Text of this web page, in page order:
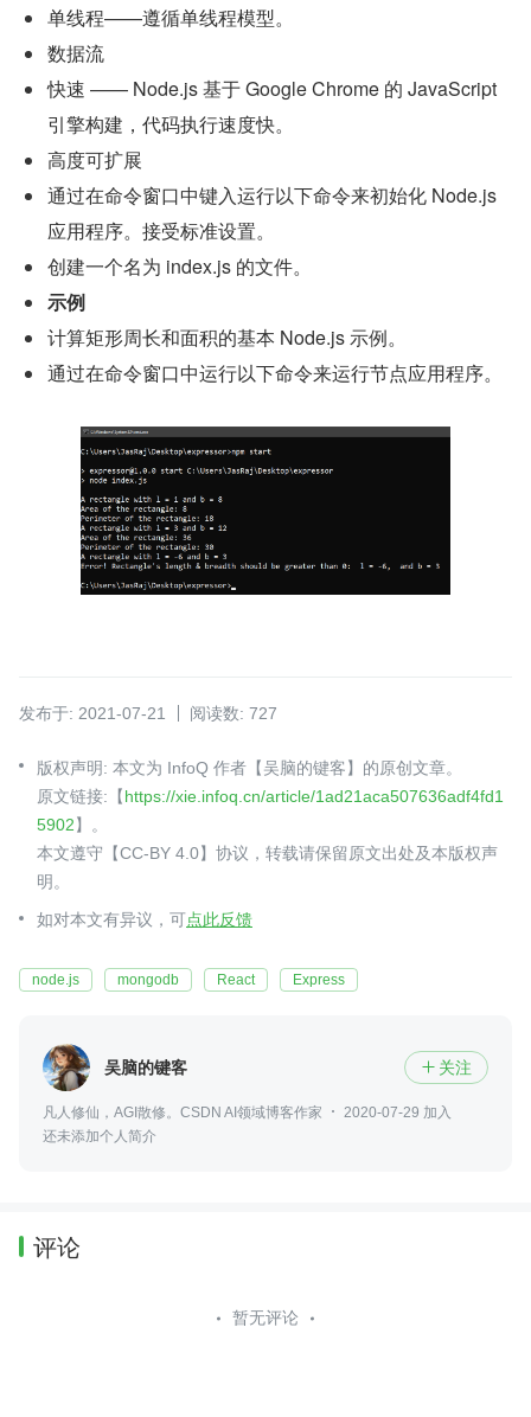
单线程——遵循单线程模型。
数据流
快速 —— Node.js 基于 Google Chrome 的 JavaScript
引擎构建，代码执行速度快。
高度可扩展
通过在命令窗口中键入运行以下命令来初始化 Node.js
应用程序。接受标准设置。
创建一个名为 index.js 的文件。
示例
计算矩形周长和面积的基本 Node.js 示例。
通过在命令窗口中运行以下命令来运行节点应用程序。
发布于: 2021-07-21 阅读数: 727
版权声明: 本文为 InfoQ 作者【吴脑的键客】的原创文章。
原文链接:【https://xie.infoq.cn/article/1ad21aca507636adf4fd1
5902】。
本文遵守【CC-BY 4.0】协议，转载请保留原文出处及本版权声
明。
如对本文有异议，可点此反馈
node.js mongodb React Express
吴脑的键客  关注
凡人修仙，AGI散修。CSDN AI领域博客作家
2020-07-29 加入
还未添加个人简介
评论
暂无评论